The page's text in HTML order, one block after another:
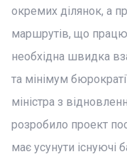
окремих ділянок, а
маршрутів, що
необхідна швидка
та мінімум
міністра з
розробило проект
має усунути існуючі